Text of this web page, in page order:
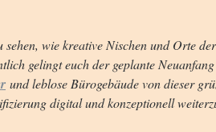
wie kreative Nischen und Orte
gelingt euch der geplante
und leblose Bürogebäude von dieser
digital und konzeptionell